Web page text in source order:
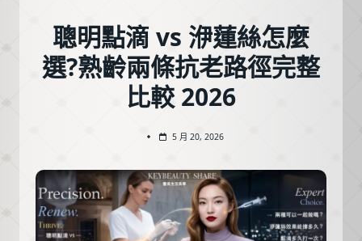
聰明點滴 vs 洢蓮絲怎麼
選?熟齡兩條抗老路徑完整
比較 2026
5 月 20, 2026